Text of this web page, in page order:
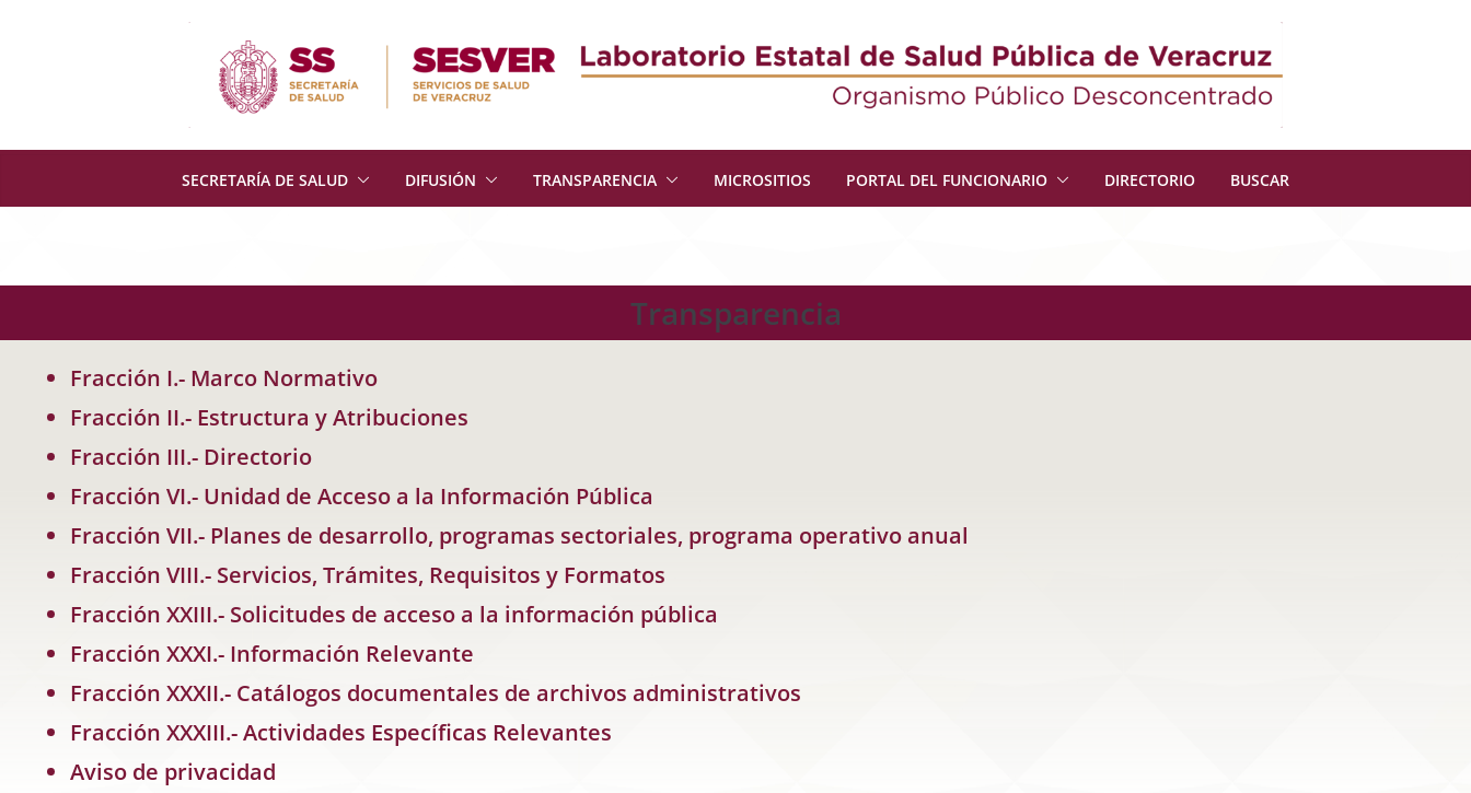
SECRETARÍA DE SALUD DIFUSIÓN TRANSPARENCIA MICROSITIOS PORTAL DEL FUNCIONARIO DIRECTORIO BUSCAR
Transparencia
Fracción I.- Marco Normativo
Fracción II.- Estructura y Atribuciones
Fracción III.- Directorio
Fracción VI.- Unidad de Acceso a la Información Pública
Fracción VII.- Planes de desarrollo, programas sectoriales, programa operativo anual
Fracción VIII.- Servicios, Trámites, Requisitos y Formatos
Fracción XXIII.- Solicitudes de acceso a la información pública
Fracción XXXI.- Información Relevante
Fracción XXXII.- Catálogos documentales de archivos administrativos
Fracción XXXIII.- Actividades Específicas Relevantes
Aviso de privacidad